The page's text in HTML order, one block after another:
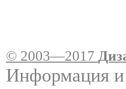
© 2003—2017
Информация и